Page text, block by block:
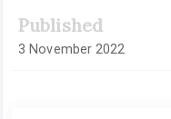
Published
3 November 2022